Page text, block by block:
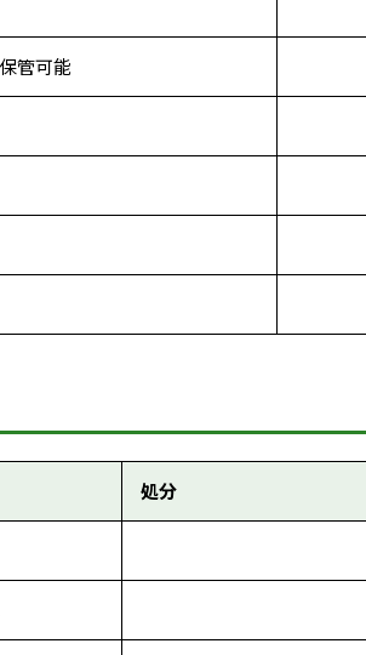
管可能
処分